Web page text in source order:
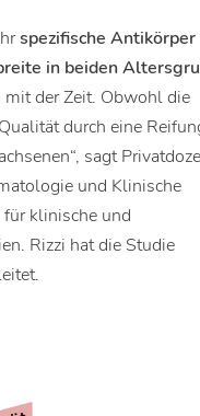
spezifische Antikörper
in beiden
der Zeit. Obwohl die
durch eine
sagt
und Klinische
klinische und
Rizzi hat die Studie